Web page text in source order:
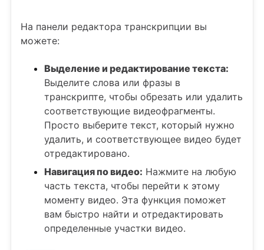
На панели редактора транскрипции вы
можете:
Выделение и редактирование текста:
Выделите слова или фразы в
транскрипте, чтобы обрезать или удалить
соответствующие видеофрагменты.
Просто выберите текст, который нужно
удалить, и соответствующее видео будет
отредактировано.
Навигация по видео: Нажмите на любую
часть текста, чтобы перейти к этому
моменту видео. Эта функция поможет
вам быстро найти и отредактировать
определенные участки видео.